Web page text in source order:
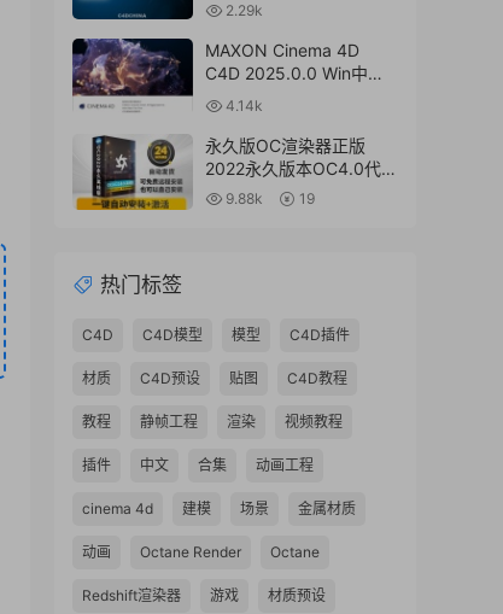
V8.2.2.2024.0701 Win破
解版 + 接口插件
2.29k
MAXON Cinema 4D
C4D 2025.0.0 Win中文
版/英文版/破解版
4.14k
永久版OC渲染器正版
2022永久版本OC4.0代购
订阅注册C4D插件汉化双
9.88k 19
热门标签
C4D C4D模型 模型 C4D插件
材质 C4D预设 贴图 C4D教程
教程 静帧工程 渲染 视频教程
插件 中文 合集 动画工程
cinema 4d 建模 场景 金属材质
动画 Octane Render Octane
Redshift渲染器 游戏 材质预设